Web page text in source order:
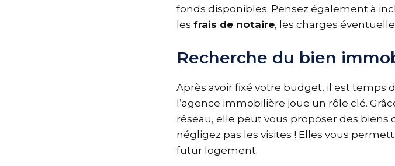
fonds disponibles. Pensez également à
les frais de notaire, les charges
Recherche du bien
Après avoir fixé votre budget, il est temps
l’agence immobilière joue un rôle clé.
réseau, elle peut vous proposer des biens
négligez pas les visites ! Elles vous
futur logement.